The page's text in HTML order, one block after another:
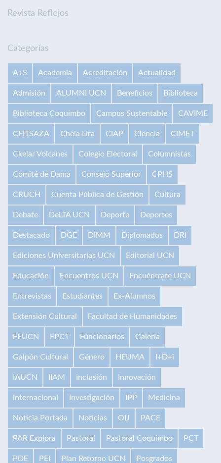
Revista Reflejos
Categorías
A+S Academia Acreditación Actualidad
Admisión ALUMNI UCN Beneficios Biblioteca
Biblioteca Coquimbo Campus Sustentable CAVIME
CEITSAZA Chela Lira CIAP Ciencia CIMET
Ckelar Volcanes Colegio Electoral Columnistas
Comité de Dama Consejo Superior CPHS
CRUCH Cuenta Pública de Gestión Cultura
Debate DeLTA UCN Deporte Deportes
Destacado DGE DIMM Diplomados DRI
Ediciones Universitarias UCN Editorial UCN
Educación Encuentros UCN Encuéntrate UCN
Entrevistas Estudiantes Ex-Alumnos
Extensión Cultural Facultad de Humanidades
FEUCN FPCT Funcionarios Galería
Galpón Cultural Género HEUMA I+D+i
IAUCN IIAM Inclusión Innovación
Internacional Investigación IPP Medicina
Noticia Portada Noticias OIJ PACE
PAR Explora Pastoral Pastoral Coquimbo PCT
PDE PEI Plan Retorno UCN Posgrados